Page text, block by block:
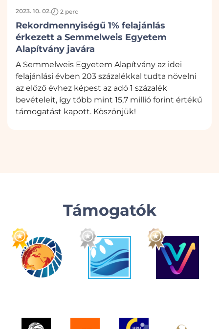
2023. 10. 02. 2 perc
Rekordmennyiségű 1% felajánlás
érkezett a Semmelweis Egyetem
Alapítvány javára
A Semmelweis Egyetem Alapítvány az idei
felajánlási évben 203 százalékkal tudta növelni
az előző évhez képest az adó 1 százalék
bevételeit, így több mint 15,7 millió forint értékű
támogatást kapott. Köszönjük!
Támogatók